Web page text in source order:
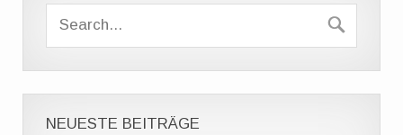
NEUESTE BEITRÄGE